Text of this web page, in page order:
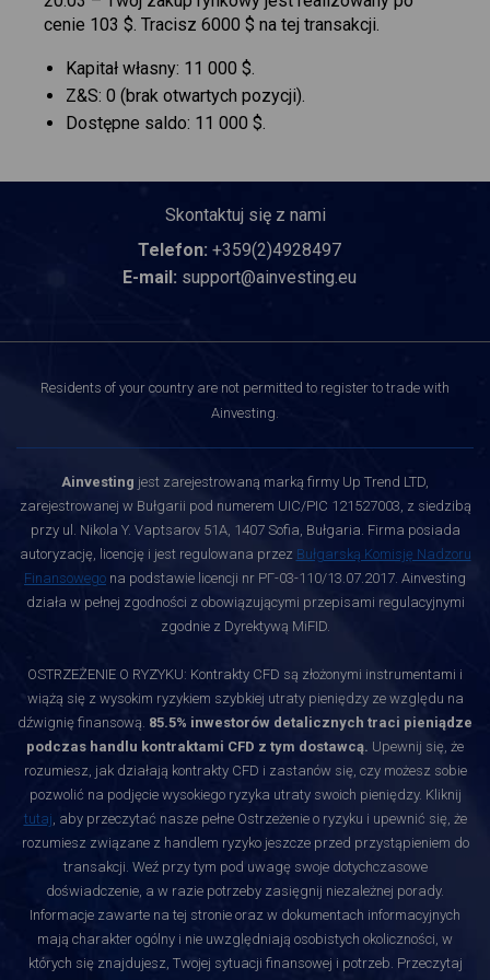
cenie 103 $. Tracisz 6000 $ na tej transakcji.
Kapitał własny: 11 000 $.
Z&S: 0 (brak otwartych pozycji).
Dostępne saldo: 11 000 $.
Skontaktuj się z nami
Telefon: +359(2)4928497
E-mail: support@ainvesting.eu
Residents of your country are not permitted to register to trade with
Ainvesting.
Ainvesting jest zarejestrowaną marką firmy Up Trend LTD,
zarejestrowanej w Bułgarii pod numerem UIC/PIC 121527003, z siedzibą
przy ul. Nikola Y. Vaptsarov 51A, 1407 Sofia, Bułgaria. Firma posiada
autoryzację, licencję i jest regulowana przez Bułgarską Komisję Nadzoru
Finansowego na podstawie licencji nr РГ-03-110/13.07.2017. Ainvesting
działa w pełnej zgodności z obowiązującymi przepisami regulacyjnymi
zgodnie z Dyrektywą MiFID.
OSTRZEŻENIE O RYZYKU: Kontrakty CFD są złożonymi instrumentami i
wiążą się z wysokim ryzykiem szybkiej utraty pieniędzy ze względu na
dźwignię finansową. 85.5% inwestorów detalicznych traci pieniądze
podczas handlu kontraktami CFD z tym dostawcą. Upewnij się, że
rozumiesz, jak działają kontrakty CFD i zastanów się, czy możesz sobie
pozwolić na podjęcie wysokiego ryzyka utraty swoich pieniędzy. Kliknij
tutaj, aby przeczytać nasze pełne Ostrzeżenie o ryzyku i upewnić się, że
rozumiesz związane z handlem ryzyko jeszcze przed przystąpieniem do
transakcji. Weź przy tym pod uwagę swoje dotychczasowe
doświadczenie, a w razie potrzeby zasięgnij niezależnej porady.
Informacje zawarte na tej stronie oraz w dokumentach informacyjnych
mają charakter ogólny i nie uwzględniają osobistych okoliczności, w
których się znajdujesz, Twojej sytuacji finansowej i potrzeb. Przeczytaj